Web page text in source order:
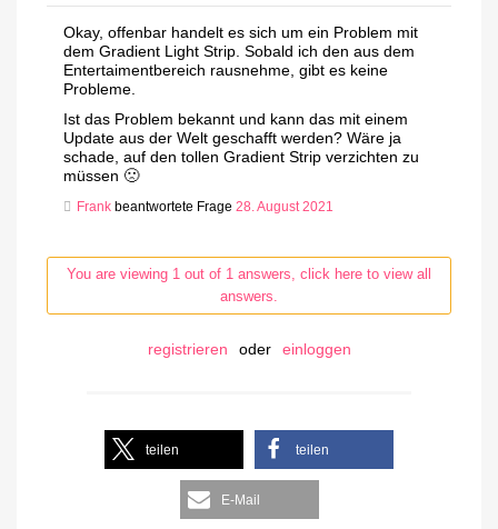
Okay, offenbar handelt es sich um ein Problem mit
dem Gradient Light Strip. Sobald ich den aus dem
Entertaimentbereich rausnehme, gibt es keine
Probleme.
Ist das Problem bekannt und kann das mit einem
Update aus der Welt geschafft werden? Wäre ja
schade, auf den tollen Gradient Strip verzichten zu
müssen 🙁
Frank beantwortete Frage 28. August 2021
You are viewing 1 out of 1 answers, click here to view all
answers.
registrieren oder einloggen
teilen teilen
E-Mail